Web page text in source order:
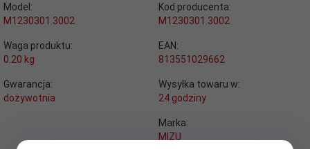
Model:
M1230301.3002
Kod producenta:
M1230301.3002
Waga produktu:
0.20 kg
EAN:
813551029662
Gwarancja:
dożywotnia
Wysyłka towaru w:
24 godziny
Marka:
MIZU